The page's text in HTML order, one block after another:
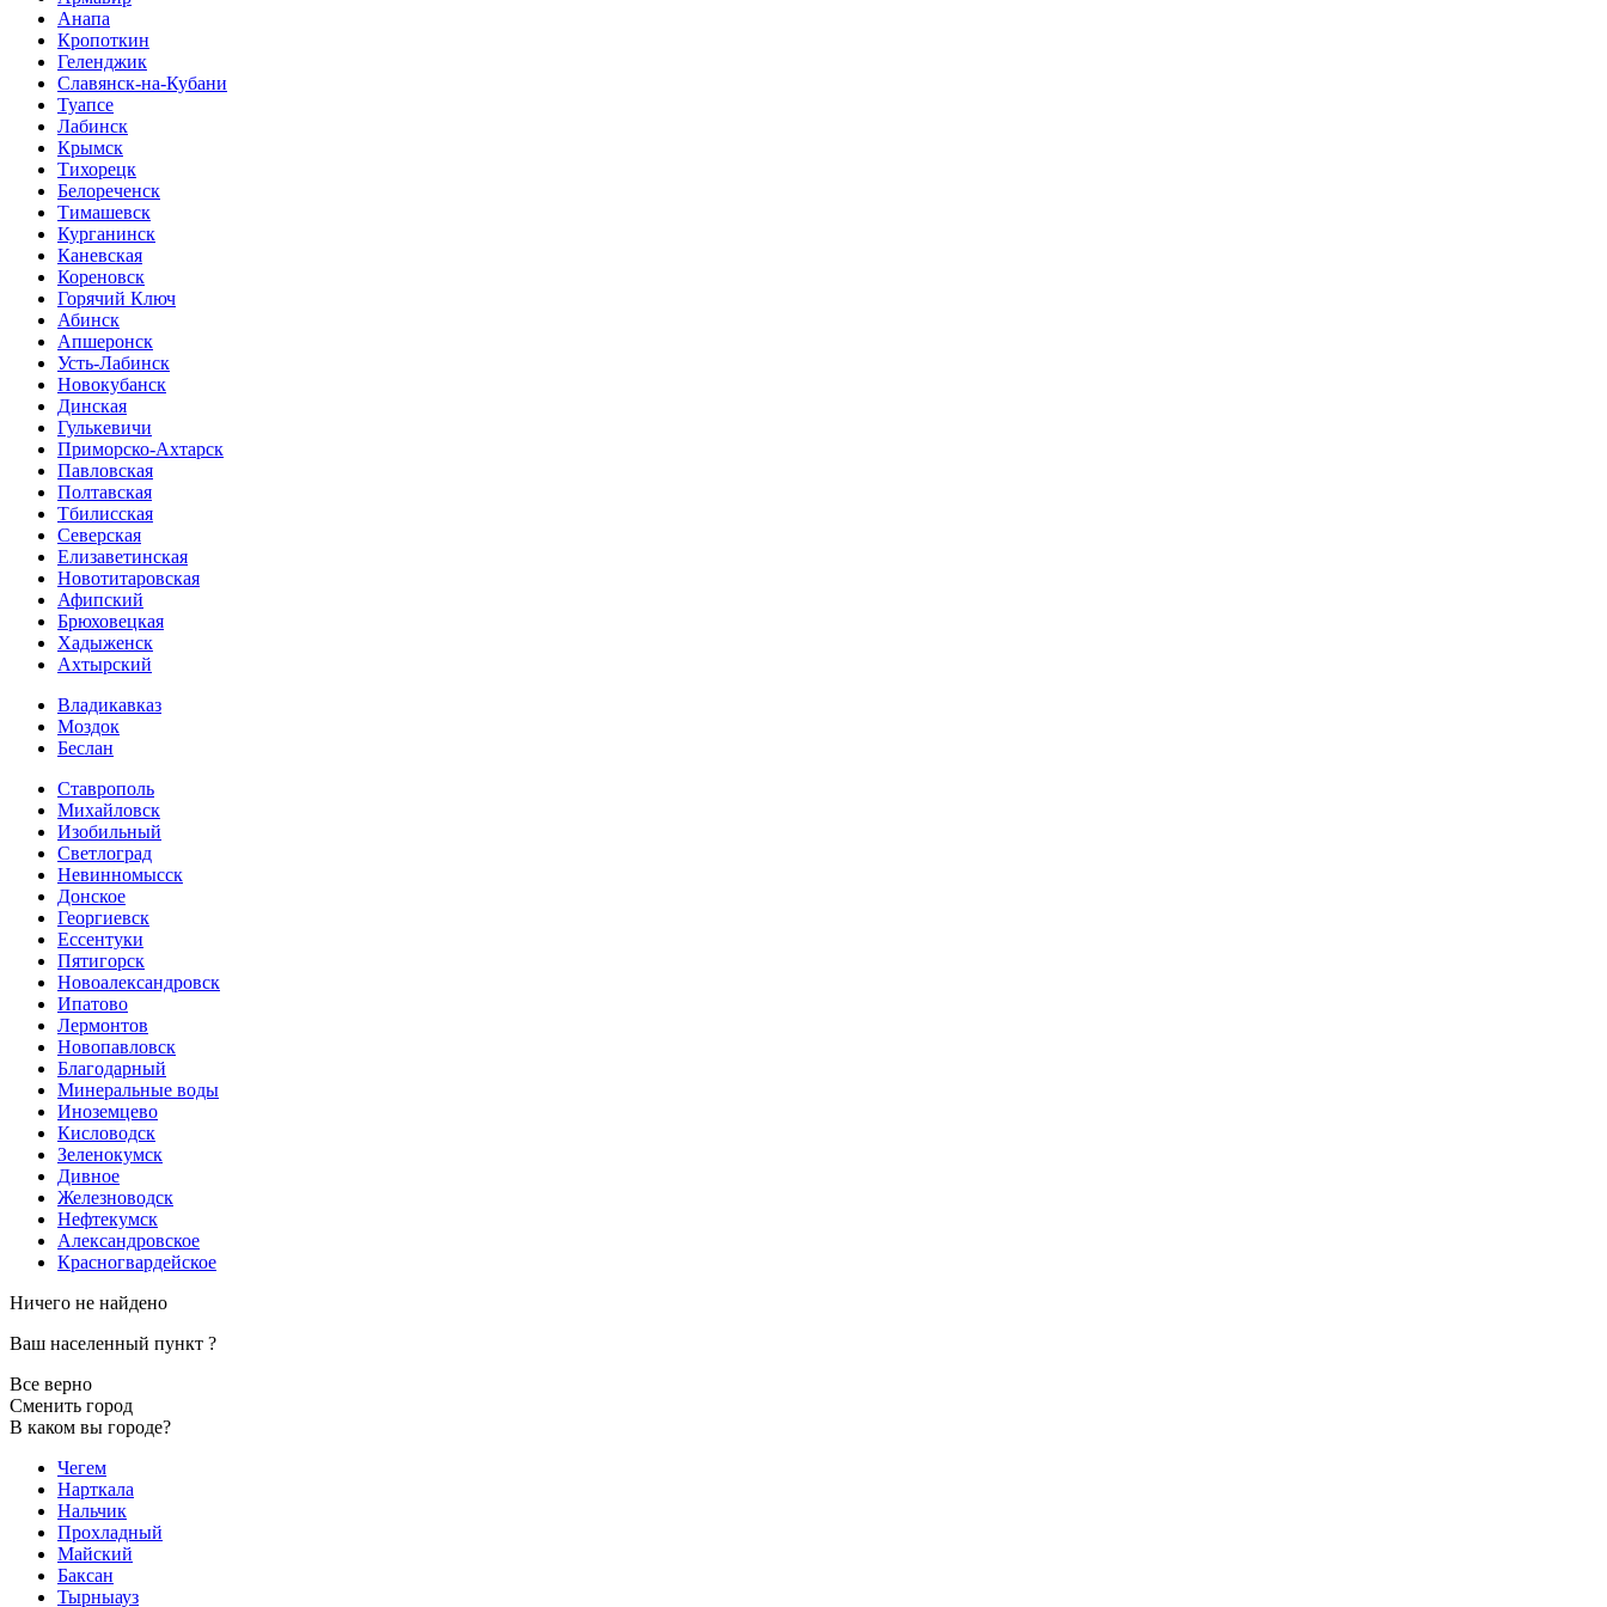
Анапа
Кропоткин
Геленджик
Славянск-на-Кубани
Туапсе
Лабинск
Крымск
Тихорецк
Белореченск
Тимашевск
Курганинск
Каневская
Кореновск
Горячий Ключ
Абинск
Апшеронск
Усть-Лабинск
Новокубанск
Динская
Гулькевичи
Приморско-Ахтарск
Павловская
Полтавская
Тбилисская
Северская
Елизаветинская
Новотитаровская
Афипский
Брюховецкая
Хадыженск
Ахтырский
Владикавказ
Моздок
Беслан
Ставрополь
Михайловск
Изобильный
Светлоград
Невинномысск
Донское
Георгиевск
Ессентуки
Пятигорск
Новоалександровск
Ипатово
Лермонтов
Новопавловск
Благодарный
Минеральные воды
Иноземцево
Кисловодск
Зеленокумск
Дивное
Железноводск
Нефтекумск
Александровское
Красногвардейское
Ничего не найдено
Ваш населенный пункт ?
Все верно
Сменить город
В каком вы городе?
Чегем
Нарткала
Нальчик
Прохладный
Майский
Баксан
Тырныауз